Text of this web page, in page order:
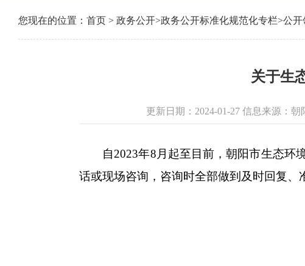
您现在的位置： 首页 > 政务公开>政务公开标准化规范化专栏>公开
关于生
更新日期：2024-01-27 信息来源：
自2023年8月起至目前，朝阳市生态环境
话或现场咨询，咨询时全部做到及时回复、